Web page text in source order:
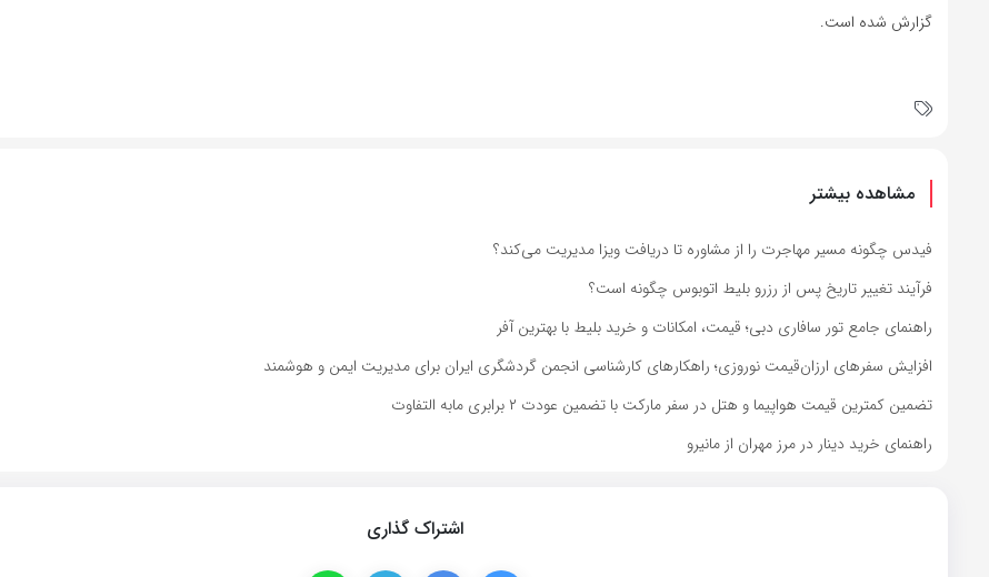
گزارش شده است.
مشاهده بیشتر
فیدس چگونه مسیر مهاجرت را از مشاوره تا دریافت ویزا مدیریت می‌کند؟
فرآیند تغییر تاریخ پس از رزرو بلیط اتوبوس چگونه است؟
راهنمای جامع تور سافاری دبی؛ قیمت، امکانات و خرید بلیط با بهترین آفر
افزایش سفرهای ارزان‌قیمت نوروزی؛ راهکارهای کارشناسی انجمن گردشگری ایران برای مدیریت ایمن و هوشمند
تضمین کمترین قیمت هواپیما و هتل در سفر مارکت با تضمین عودت ۲ برابری مابه التفاوت
راهنمای خرید دینار در مرز مهران از مانیرو
اشتراک گذاری